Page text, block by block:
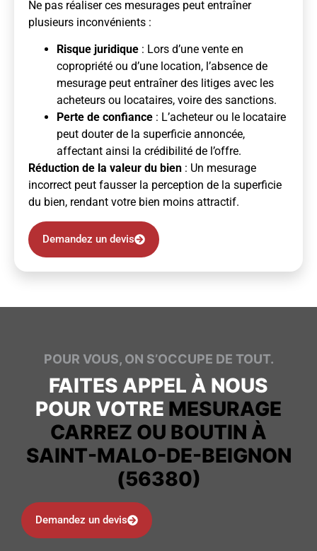
Ne pas réaliser ces mesurages peut entraîner
plusieurs inconvénients :
Risque juridique : Lors d’une vente en
copropriété ou d’une location, l’absence de
mesurage peut entraîner des litiges avec les
acheteurs ou locataires, voire des sanctions.
Perte de confiance : L’acheteur ou le locataire
peut douter de la superficie annoncée,
affectant ainsi la crédibilité de l’offre.
Réduction de la valeur du bien : Un mesurage
incorrect peut fausser la perception de la superficie
du bien, rendant votre bien moins attractif.
Demandez un devis
POUR VOUS, ON S’OCCUPE DE TOUT.
FAITES APPEL À NOUS
POUR VOTRE MESURAGE
CARREZ OU BOUTIN À
SAINT-MALO-DE-BEIGNON
(56380)
Demandez un devis